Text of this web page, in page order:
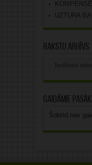
UZTURA
Rakstu arhīvs
Gaidāmie
Šobrīd nav